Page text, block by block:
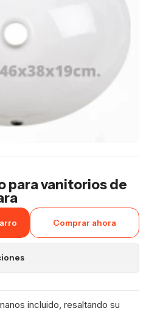
para vanitorios de
Comprar ahora
incluido, resaltando su